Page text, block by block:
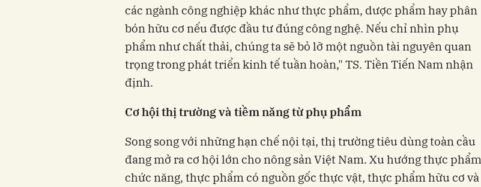
các ngành công nghiệp khác như thực phẩm, dược phẩm hay phân
bón hữu cơ nếu được đầu tư đúng công nghệ. Nếu chỉ nhìn phụ
phẩm như chất thải, chúng ta sẽ bỏ lỡ một nguồn tài nguyên quan
trọng trong phát triển kinh tế tuần hoàn," TS. Tiền Tiến Nam nhận
định.
Cơ hội thị trường và tiềm năng từ phụ phẩm
Song song với những hạn chế nội tại, thị trường tiêu dùng toàn cầu
đang mở ra cơ hội lớn cho nông sản Việt Nam. Xu hướng thực phẩm
chức năng, thực phẩm có nguồn gốc thực vật, thực phẩm hữu cơ và